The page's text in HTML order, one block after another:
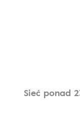
Sieć ponad